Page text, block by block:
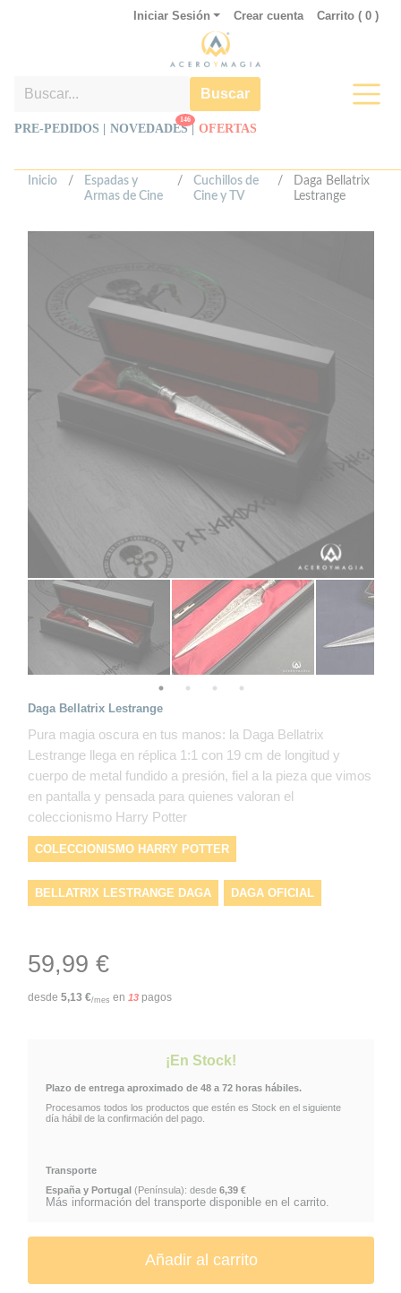
Carrito ( 0 )
Crear cuenta
Iniciar Sesión
Buscar
PRE-PEDIDOS | NOVEDADES
146
| OFERTAS
Inicio /
Espadas y
Armas de Cine
/Cuchillos de
Cine y TV
/
Daga Bellatrix
Lestrange
Daga Bellatrix Lestrange
Pura magia oscura en tus manos: la Daga Bellatrix
Lestrange llega en réplica 1:1 con 19 cm de longitud y
cuerpo de metal fundido a presión, fiel a la pieza que vimos
en pantalla y pensada para quienes valoran el
coleccionismo Harry Potter
COLECCIONISMO HARRY POTTER
BELLATRIX LESTRANGE DAGA DAGA OFICIAL
MERCHANDISING HARRY POTTER
CAJA DE MADERA COLECCIONISTA
59,99 €
desde 5,13 €/mes en 13 pagos
¡En Stock!
Plazo de entrega aproximado de 48 a 72 horas hábiles.
Procesamos todos los productos que estén es Stock en el siguiente
día hábil de la confirmación del pago.
Transporte
España y Portugal (Península): desde 6,39 €
Más información del transporte disponible en el carrito.